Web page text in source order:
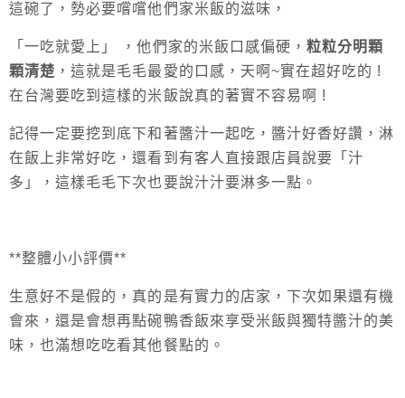
這碗了，勢必要嚐嚐他們家米飯的滋味，
「一吃就愛上」 ，他們家的米飯口感偏硬， 粒粒分明顆
顆清楚 ，這就是毛毛最愛的口感，天啊~實在超好吃的 !
在台灣要吃到這樣的米飯說真的著實不容易啊 !
記得一定要挖到底下和著醬汁一起吃，醬汁好香好讚，淋
在飯上非常好吃，還看到有客人直接跟店員說要「汁
多」，這樣毛毛下次也要說汁汁要淋多一點。
**整體小小評價**
生意好不是假的，真的是有實力的店家，下次如果還有機
會來，還是會想再點碗鴨香飯來享受米飯與獨特醬汁的美
味，也滿想吃吃看其他餐點的。